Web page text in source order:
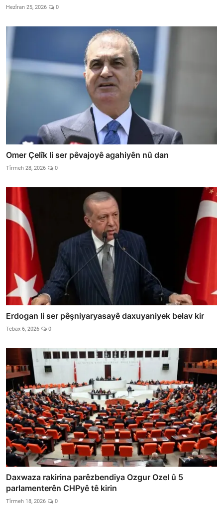
Hezîran 25, 2026 0
Omer Çelîk li ser pêvajoyê agahiyên nû dan
Tîrmeh 28, 2026 0
Erdogan li ser pêşniyaryasayê daxuyaniyek belav kir
Tebax 6, 2026 0
Daxwaza rakirina parêzbendiya Ozgur Ozel û 5
parlamenterên CHPyê tê kirin
Tîrmeh 18, 2026 0